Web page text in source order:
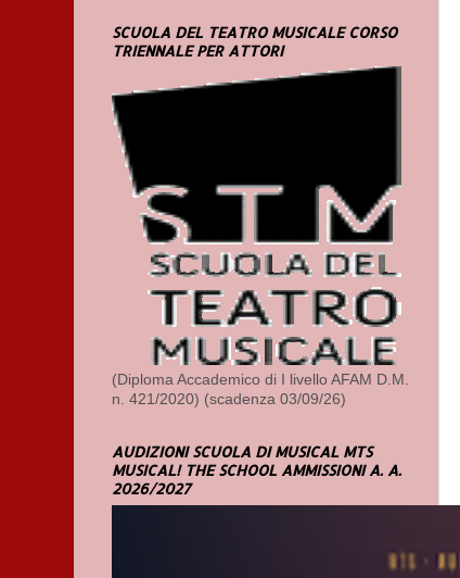
SCUOLA DEL TEATRO MUSICALE CORSO
TRIENNALE PER ATTORI
(Diploma Accademico di I livello AFAM D.M.
n. 421/2020) (scadenza 03/09/26)
AUDIZIONI SCUOLA DI MUSICAL MTS
MUSICAL! THE SCHOOL AMMISSIONI A. A.
2026/2027